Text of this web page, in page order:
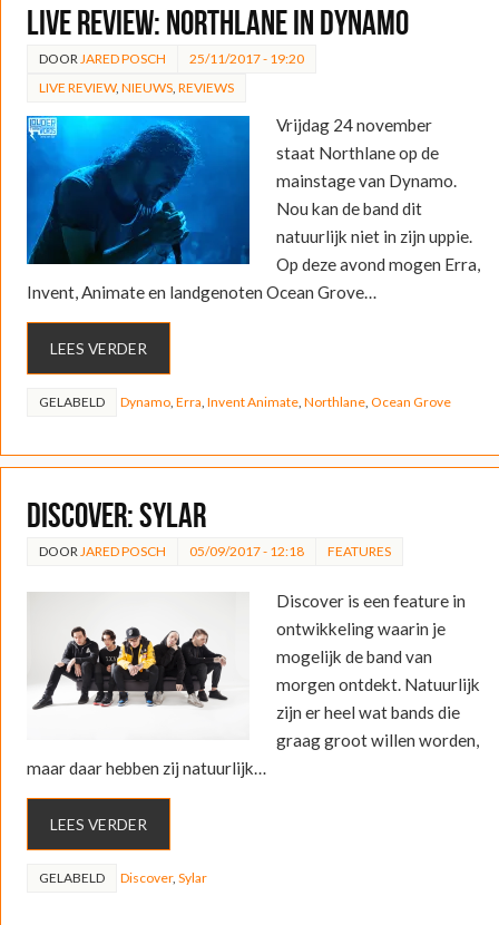
LIVE REVIEW: Northlane in Dynamo
DOOR JARED POSCH
25/11/2017 - 19:20
LIVE REVIEW, NIEUWS, REVIEWS
Vrijdag 24 november
staat Northlane op de
mainstage van Dynamo.
Nou kan de band dit
natuurlijk niet in zijn uppie.
Op deze avond mogen Erra,
Invent, Animate en landgenoten Ocean Grove…
LEES VERDER
GELABELD Dynamo, Erra Invent Animate, Northlane, Ocean Grove
DISCOVER: Sylar
DOOR JARED POSCH 05/09/2017 - 12:18 FEATURES
Discover is een feature in
ontwikkeling waarin je
mogelijk de band van
morgen ontdekt. Natuurlijk
zijn er heel wat bands die
graag groot willen worden,
maar daar hebben zij natuurlijk…
LEES VERDER
GELABELD Discover, Sylar